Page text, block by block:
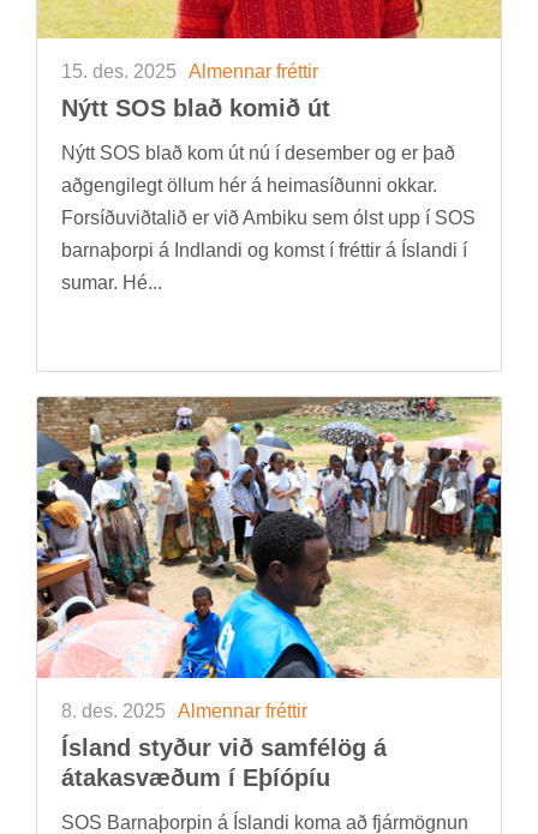
15. des. 2025 Al­menn­ar frétt­ir
Nýtt SOS blað kom­ið út
Nýtt SOS blað kom út nú í des­em­ber og er það
að­gengi­legt öll­um hér á heima­síð­unni okk­ar.
For­síðu­við­tal­ið er við Ambiku sem ólst upp í SOS
barna­þorpi á Indlandi og komst í frétt­ir á Ís­landi í
sum­ar. Hé...
8. des. 2025 Al­menn­ar frétt­ir
Ís­land styð­ur við sam­fé­lög á
átaka­svæð­um í Eþí­óp­íu
SOS Barna­þorp­in á Ís­landi koma að fjár­mögn­un